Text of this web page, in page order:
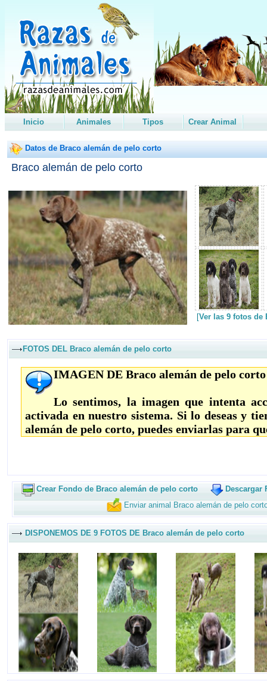
Inicio Animales Tipos Crear Animal
Datos de Braco alemán de pelo corto
Braco alemán de pelo corto
[Ver las 9 fotos de
FOTOS DEL Braco alemán de pelo corto
IMAGEN DE Braco alemán de pelo corto
Lo sentimos, la imagen que intenta
activada en nuestro sistema. Si lo deseas y
alemán de pelo corto, puedes enviarlas para
Crear Fondo de Braco alemán de pelo corto
Descargar
Enviar animal Braco alemán de pelo
DISPONEMOS DE 9 FOTOS DE Braco alemán de pelo corto